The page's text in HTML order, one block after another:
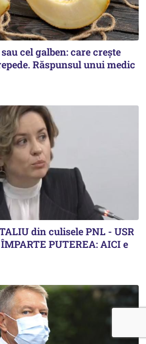
cel galben: care crește
Răspunsul unui medic
din culisele PNL - USR
PUTEREA: AICI e